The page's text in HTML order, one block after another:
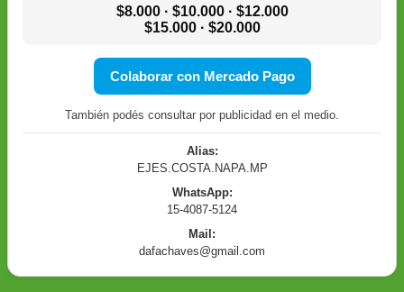
$8.000 · $10.000 · $12.000
$15.000 · $20.000
Colaborar con Mercado Pago
También podés consultar por publicidad en el medio.
Alias:
EJES.COSTA.NAPA.MP
WhatsApp:
15-4087-5124
Mail:
dafachaves@gmail.com